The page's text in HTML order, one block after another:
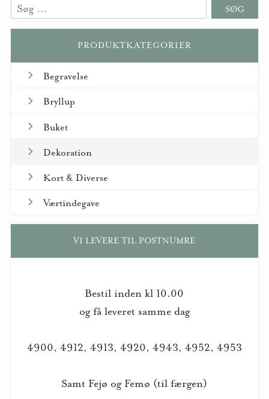
Søg
PRODUKTKATEGORIER
Begravelse
Bryllup
Buket
Dekoration
Kort & Diverse
Værtindegave
VI LEVERE TIL POSTNUMRE
Bestil inden kl 10.00
og få leveret samme dag
4900, 4912, 4913, 4920, 4943, 4952, 4953
Samt Fejø og Femø (til færgen)